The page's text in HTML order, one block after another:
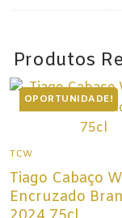
Produtos
OPORTUNIDADE!
TCW
Tiago Cabaço
Encruzado